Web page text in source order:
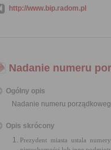
http://www.bip.radom.pl
Nadanie numeru
Ogólny opis
Nadanie numeru
Opis skrócony
Prezydent miasta ustala